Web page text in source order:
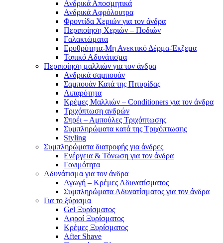
Ανδρικά Αποσμητικά
Ανδρικά Αφρόλουτρα
Φροντίδα Χεριών για τον άνδρα
Περιποίηση Χεριών – Ποδιών
Γαλακτώματα
Ερυθρότητα-Μη Ανεκτικό Δέρμα-Έκζεμα
Τοπικό Αδυνάτισμα
Περιποίηση μαλλιών για τον άνδρα
Ανδρικά σαμπουάν
Σαμπουάν Κατά της Πιτυρίδας
Λιπαρότητα
Κρέμες Μαλλιών – Conditioners για τον άνδρα
Τριχόπτωση ανδρών
Σπρέι – Αμπούλες Τριχόπτωσης
Συμπληρώματα κατά της Τριχόπτωσης
Styling
Συμπληρώματα διατροφής για άνδρες
Ενέργεια & Τόνωση για τον άνδρα
Γονιμότητα
Αδυνάτισμα για τον άνδρα
Αγωγή – Κρέμες Αδυνατίσματος
Συμπληρώματα Αδυνατίσματος για τον άνδρα
Για το ξύρισμα
Gel Ξυρίσματος
Αφροί Ξυρίσματος
Κρέμες Ξυρίσματος
After Shave